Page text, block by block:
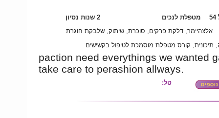
מטפלת לנכים
2 שנות נסיון
אלצהיימר, דלקת פרקים, סוכרת, שיתוק, שלבקת חוגרת
תיכונית, קורס מטפלת מוסמכת לטיפול בקשישים
paction need everythings we wanted
take care to perashion allways.
טל: